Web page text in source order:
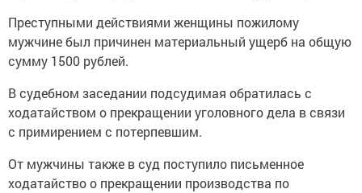
Преступными действиями женщины пожилому
мужчине был причинен материальный ущерб на общую
сумму 1500 рублей.
В судебном заседании подсудимая обратилась с
ходатайством о прекращении уголовного дела в связи
с примирением с потерпевшим.
От мужчины также в суд поступило письменное
ходатайство о прекращении производства по